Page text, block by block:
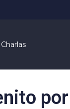
Charlas